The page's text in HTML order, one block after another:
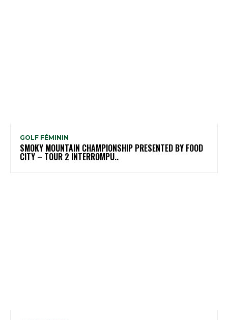
GOLF FÉMININ
SMOKY MOUNTAIN CHAMPIONSHIP PRESENTED BY FOOD
CITY – TOUR 2 INTERROMPU..